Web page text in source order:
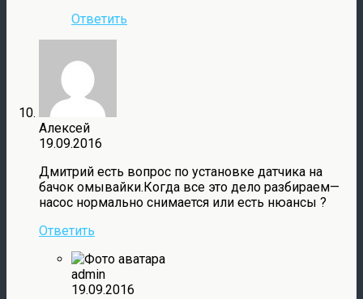
Ответить
Алексей
19.09.2016
Дмитрий есть вопрос по установке датчика на
бачок омывайки.Когда все это дело разбираем—
насос нормально снимается или есть нюансы ?
Ответить
admin
19.09.2016